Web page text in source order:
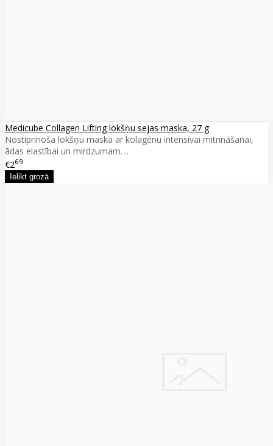
Medicube Collagen Lifting lokšņu sejas maska, 27 g
Nostiprinoša lokšņu maska ar kolagēnu intensīvai mitrināšanai,
ādas elastībai un mirdzumam. ..
€269